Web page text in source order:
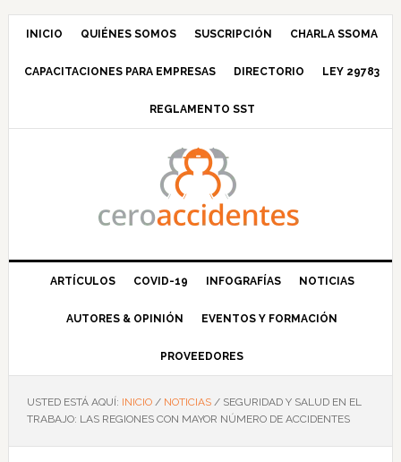
Saltar
navegación
Saltar
principal
Saltar
barra
principal
Saltar
INICIO QUIÉNES SOMOS SUSCRIPCIÓN CHARLA SSOMA
CAPACITACIONES PARA EMPRESAS DIRECTORIO LEY 29783
REGLAMENTO SST
ARTÍCULOS COVID-19 INFOGRAFÍAS NOTICIAS
AUTORES & OPINIÓN EVENTOS Y FORMACIÓN
PROVEEDORES
USTED ESTÁ AQUÍ: INICIO / NOTICIAS /SEGURIDAD Y SALUD EN EL
TRABAJO: LAS REGIONES CON MAYOR NÚMERO DE ACCIDENTES